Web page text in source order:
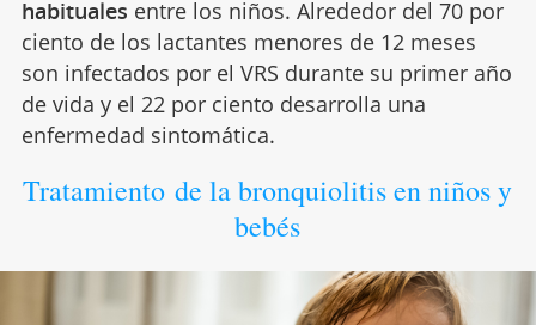
habituales entre los niños. Alrededor del 70 por
ciento de los lactantes menores de 12 meses
son infectados por el VRS durante su primer año
de vida y el 22 por ciento desarrolla una
enfermedad sintomática.
Tratamiento de la bronquiolitis en niños y
bebés